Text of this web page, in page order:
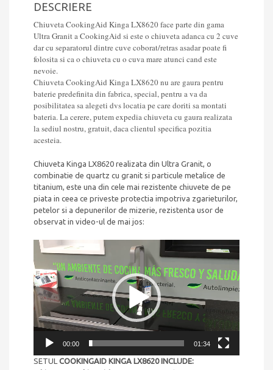
DESCRIERE
Chiuveta CookingAid Kinga LX8620 face parte din gama
Ultra Granit a CookingAid si este o chiuveta adanca cu 2 cuve
dar cu separatorul dintre cuve coborat/retras asadar poate fi
folosita si ca o chiuveta cu o cuva mare atunci cand este
nevoie.
Chiuveta CookingAid Kinga LX8620 nu are gaura pentru
baterie predefinita din fabrica, special, pentru a va da
posibilitatea sa alegeti dvs locatia pe care doriti sa montati
bateria. La cerere, putem expedia chiuveta cu gaura realizata
la sediul nostru, gratuit, daca clientul specifica pozitia
acesteia.
Chiuveta Kinga LX8620 realizata din Ultra Granit, o
combinatie de quartz cu granit si particule metalice de
titanium, este una din cele mai rezistente chiuvete de pe
piata in ceea ce priveste protectia impotriva zgarieturilor,
petelor si a depunerilor de mizerie, rezistenta usor de
observat in video-ul de mai jos:
Player
video
00:00 01:34
SETUL COOKINGAID KINGA LX8620 INCLUDE: